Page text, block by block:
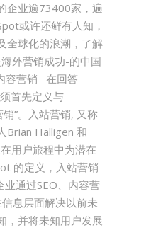
企业逾73400家，遍
或许还鲜有人知，
全球化的浪潮，了解
外营销成功-的中国
容营销 在回答
首先定义与
”。入站营销, 又称
Brian Halligen 和
用户旅程中为潜在
的定义，入站营销
通过SEO、内容营
息层面解决以前未
，并将未知用户发展